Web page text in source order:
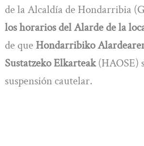
de la Alcaldía de Hondarribia
los horarios del Alarde de la
de que Hondarribiko
Sustatzeko Elkarteak(HAOSE)
suspensión cautelar.